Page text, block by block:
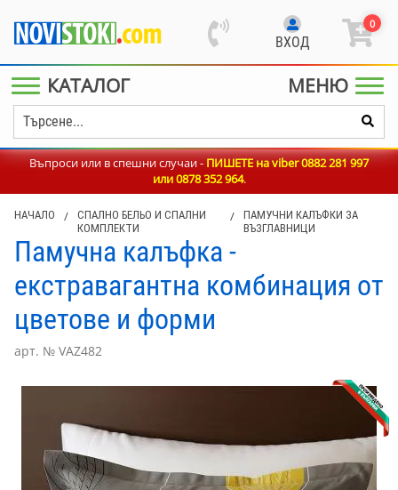
ВХОД
0
КАТАЛОГ МЕНЮ
Въпроси или в спешни случаи -ПИШЕТЕ на viber 0882 281 997
или0878 352 964.
НАЧАЛО /
СПАЛНО БЕЛЬО И СПАЛНИ
КОМПЛЕКТИ
/
ПАМУЧНИ КАЛЪФКИ ЗА
ВЪЗГЛАВНИЦИ
Памучна калъфка -
екстравагантна комбинация от
цветове и форми
арт. № VAZ482